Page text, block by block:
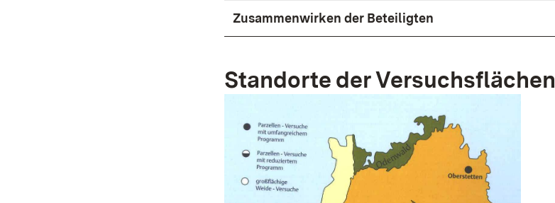
Zusammenwirken der Beteiligten
Standorte der Versuchsflächen